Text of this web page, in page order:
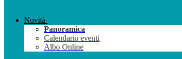
Novità
Panoramica
Calendario eventi
Albo Online